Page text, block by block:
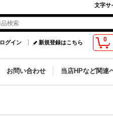
文字サ
0
ログイン 新規登録はこちら
お問い合わせ 当店HPなど関連